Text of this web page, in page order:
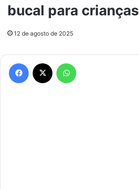
bucal para crianças
12 de agosto de 2025
Facebook